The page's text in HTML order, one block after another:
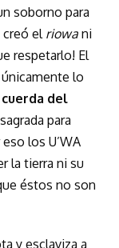
soborno para
creó el riowa ni
respetarlo! El
únicamente lo
del
para
los U’WA
la tierra ni su
éstos no son
y esclaviza a